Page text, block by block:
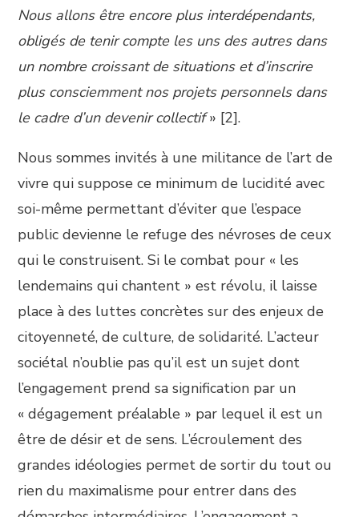
Nous allons être encore plus interdépendants,
obligés de tenir compte les uns des autres dans
un nombre croissant de situations et d’inscrire
plus consciemment nos projets personnels dans
le cadre d’un devenir collectif» [2].
Nous sommes invités à une militance de l’art de
vivre qui suppose ce minimum de lucidité avec
soi-même permettant d’éviter que l’espace
public devienne le refuge des névroses de ceux
qui le construisent. Si le combat pour « les
lendemains qui chantent » est révolu, il laisse
place à des luttes concrètes sur des enjeux de
citoyenneté, de culture, de solidarité. L’acteur
sociétal n’oublie pas qu’il est un sujet dont
l’engagement prend sa signification par un
« dégagement préalable » par lequel il est un
être de désir et de sens. L’écroulement des
grandes idéologies permet de sortir du tout ou
rien du maximalisme pour entrer dans des